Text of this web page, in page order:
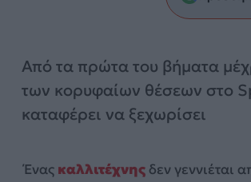
Από τα πρώτα του βήματα
των κορυφαίων θέσεων στο
καταφέρει να ξεχωρίσει
Ένας καλλιτέχνης δεν γεννιέται